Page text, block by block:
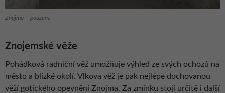
Znojmo – podzemí
Znojemské věže
Pohádková radniční věž umožňuje výhled ze svých ochozů na
město a blízké okolí. Vlkova věž je pak nejlépe dochovanou
věží gotického opevnění Znojma. Za zmínku stojí určitě i další